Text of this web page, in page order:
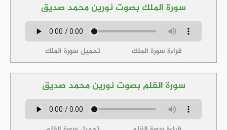
سورة الملك بصوت نورين محمد صديق
قراءة سورة الملك تحميل سورة الملك
سورة القلم بصوت نورين محمد صديق